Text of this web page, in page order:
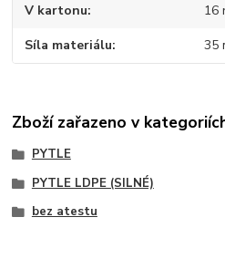
V kartonu 16
Síla materiálu 35
Zboží zařazeno v
PYTLE
PYTLE LDPE (SILNÉ)
bez atestu